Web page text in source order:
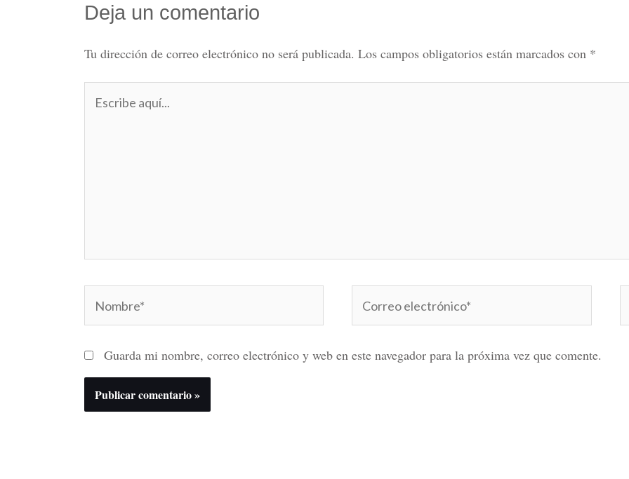
Deja un comentario
Tu dirección de correo electrónico no será publicada. Los campos obligatorios están marcados con *
aquí...
electrónico*
Guarda mi nombre, correo electrónico y web en este navegador para la próxima vez que comente.